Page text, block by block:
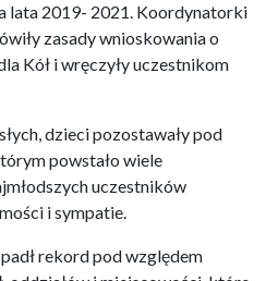
lata 2019- 2021. Koordynatorki
zasady wnioskowania o
Kół i wręczyły uczestnikom
dzieci pozostawały pod
powstało wiele
uczestników
i sympatie.
rekord pod względem